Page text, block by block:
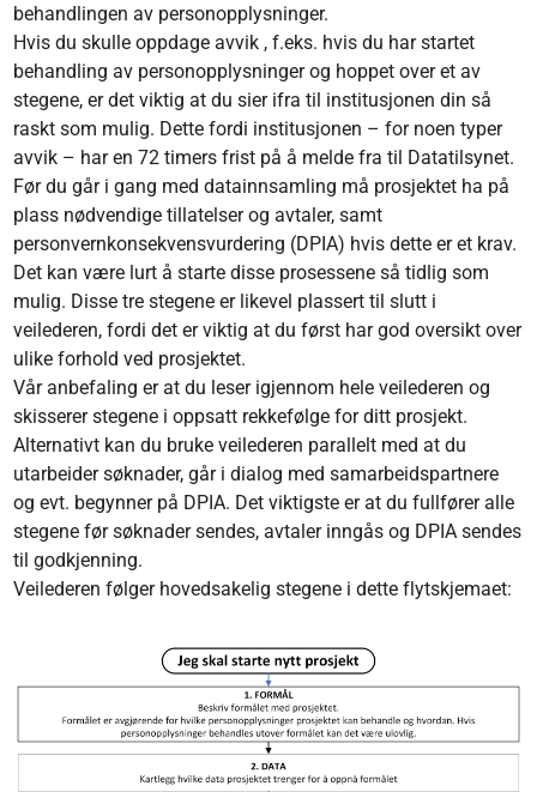
behandlingen av personopplysninger.
Hvis du skulle oppdage avvik , f.eks. hvis du har startet
behandling av personopplysninger og hoppet over et av
stegene, er det viktig at du sier ifra til institusjonen din så
raskt som mulig. Dette fordi institusjonen – for noen typer
avvik – har en 72 timers frist på å melde fra til Datatilsynet.
Før du går i gang med datainnsamling må prosjektet ha på
plass nødvendige tillatelser og avtaler, samt
personvernkonsekvensvurdering (DPIA) hvis dette er et krav.
Det kan være lurt å starte disse prosessene så tidlig som
mulig. Disse tre stegene er likevel plassert til slutt i
veilederen, fordi det er viktig at du først har god oversikt over
ulike forhold ved prosjektet.
Vår anbefaling er at du leser igjennom hele veilederen og
skisserer stegene i oppsatt rekkefølge for ditt prosjekt.
Alternativt kan du bruke veilederen parallelt med at du
utarbeider søknader, går i dialog med samarbeidspartnere
og evt. begynner på DPIA. Det viktigste er at du fullfører alle
stegene før søknader sendes, avtaler inngås og DPIA sendes
til godkjenning.
Veilederen følger hovedsakelig stegene i dette flytskjemaet: